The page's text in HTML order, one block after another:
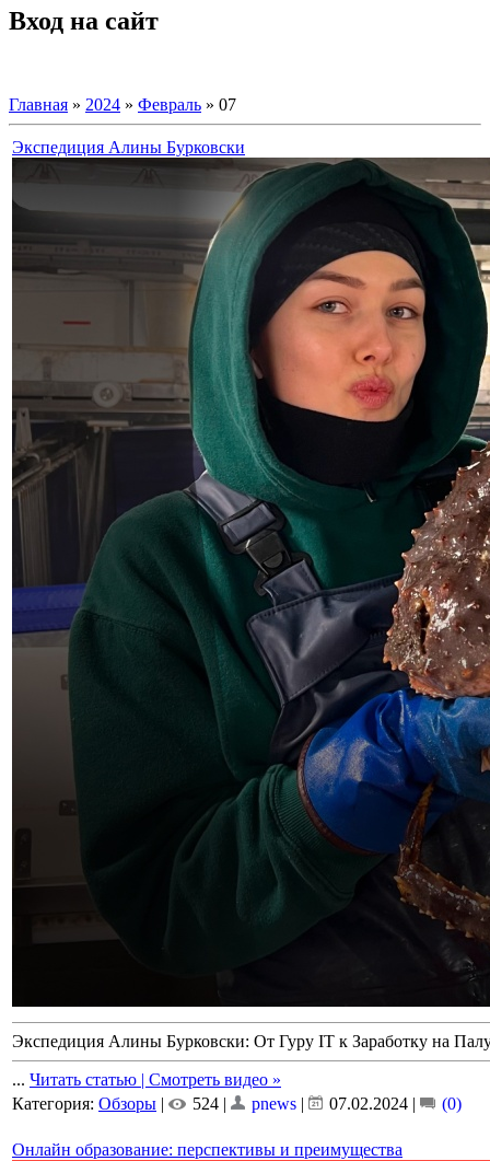
Вход на сайт
Главная » 2024 » Февраль » 07
Экспедиция Алины Бурковски
Экспедиция Алины Бурковски: От Гуру IT к Заработку на
... Читать статью | Смотреть видео »
Категория: Обзоры | 524 | pnews | 07.02.2024 | (0)
Онлайн образование: перспективы и преимущества